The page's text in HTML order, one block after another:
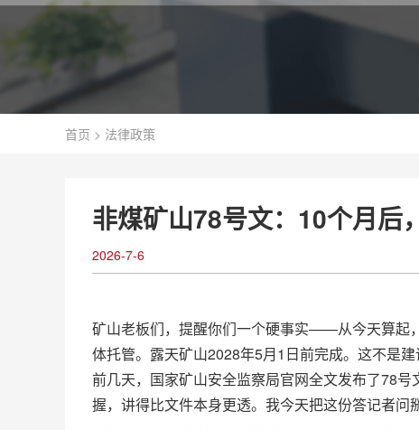
首页 > 法律政策
非煤矿山78号文：10个月后
2026-7-6
矿山老板们，提醒你们一个硬事实——从今天算起
体托管。露天矿山2028年5月1日前完成。这不是建
前几天，国家矿山安全监察局官网全文发布了78
握，讲得比文件本身更透。我今天把这份答记者问